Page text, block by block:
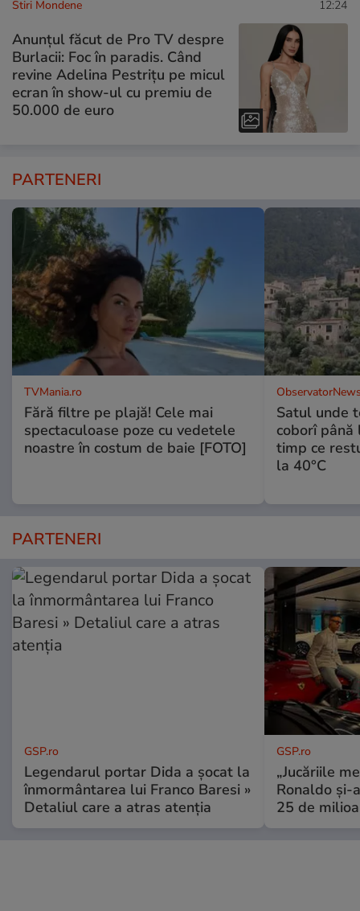
Stiri Mondene 12:24
Anunțul făcut de Pro TV despre
Burlacii: Foc în paradis. Când
revine Adelina Pestrițu pe micul
ecran în show-ul cu premiu de
50.000 de euro
PARTENERI
TVMania.ro
Fără filtre pe plajă! Cele mai
spectaculoase poze cu vedetele
noastre în costum de baie [FOTO]
Satul unde
coborî până
timp ce
la 40°C
PARTENERI
GSP.ro
Legendarul portar Dida a șocat la
înmormântarea lui Franco Baresi »
Detaliul care a atras atenția
GSP.ro
„Jucăriile
Ronaldo și-
25 de